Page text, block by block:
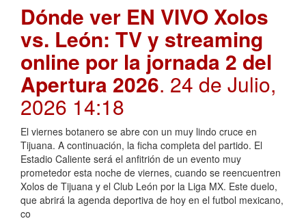
Dónde ver EN VIVO Xolos
vs. León: TV y streaming
online por la jornada 2 del
Apertura 2026. 24 de Julio,
2026 14:18
El viernes botanero se abre con un muy lindo cruce en
Tijuana. A continuación, la ficha completa del partido. El
Estadio Caliente será el anfitrión de un evento muy
prometedor esta noche de viernes, cuando se reencuentren
Xolos de Tijuana y el Club León por la Liga MX. Este duelo,
que abrirá la agenda deportiva de hoy en el futbol mexicano,
co